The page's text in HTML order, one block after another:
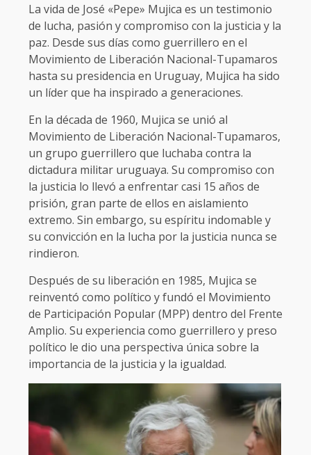
La vida de José «Pepe» Mujica es un testimonio
de lucha, pasión y compromiso con la justicia y la
paz. Desde sus días como guerrillero en el
Movimiento de Liberación Nacional-Tupamaros
hasta su presidencia en Uruguay, Mujica ha sido
un líder que ha inspirado a generaciones.
En la década de 1960, Mujica se unió al
Movimiento de Liberación Nacional-Tupamaros,
un grupo guerrillero que luchaba contra la
dictadura militar uruguaya. Su compromiso con
la justicia lo llevó a enfrentar casi 15 años de
prisión, gran parte de ellos en aislamiento
extremo. Sin embargo, su espíritu indomable y
su convicción en la lucha por la justicia nunca se
rindieron.
Después de su liberación en 1985, Mujica se
reinventó como político y fundó el Movimiento
de Participación Popular (MPP) dentro del Frente
Amplio. Su experiencia como guerrillero y preso
político le dio una perspectiva única sobre la
importancia de la justicia y la igualdad.